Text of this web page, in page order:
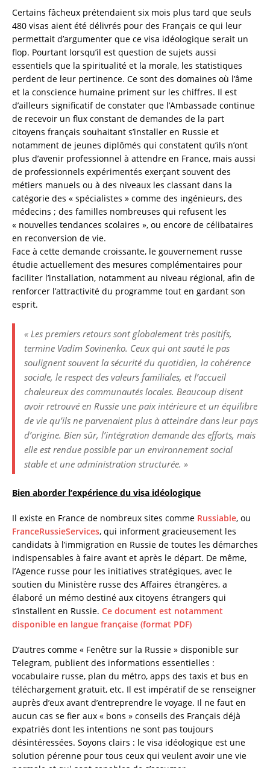
Certains fâcheux prétendaient six mois plus tard que seuls
480 visas aient été délivrés pour des Français ce qui leur
permettait d’argumenter que ce visa idéologique serait un
flop. Pourtant lorsqu’il est question de sujets aussi
essentiels que la spiritualité et la morale, les statistiques
perdent de leur pertinence. Ce sont des domaines où l’âme
et la conscience humaine priment sur les chiffres. Il est
d’ailleurs significatif de constater que l’Ambassade continue
de recevoir un flux constant de demandes de la part
citoyens français souhaitant s’installer en Russie et
notamment de jeunes diplômés qui constatent qu’ils n’ont
plus d’avenir professionnel à attendre en France, mais aussi
de professionnels expérimentés exerçant souvent des
métiers manuels ou à des niveaux les classant dans la
catégorie des « spécialistes » comme des ingénieurs, des
médecins ; des familles nombreuses qui refusent les
« nouvelles tendances scolaires », ou encore de célibataires
en reconversion de vie.
Face à cette demande croissante, le gouvernement russe
étudie actuellement des mesures complémentaires pour
faciliter l’installation, notamment au niveau régional, afin de
renforcer l’attractivité du programme tout en gardant son
esprit.
« Les premiers retours sont globalement très positifs,
termine Vadim Sovinenko. Ceux qui ont sauté le pas
soulignent souvent la sécurité du quotidien, la cohérence
sociale, le respect des valeurs familiales, et l’accueil
chaleureux des communautés locales. Beaucoup disent
avoir retrouvé en Russie une paix intérieure et un équilibre
de vie qu’ils ne parvenaient plus à atteindre dans leur pays
d’origine. Bien sûr, l’intégration demande des efforts, mais
elle est rendue possible par un environnement social
stable et une administration structurée. »
Bien aborder l’expérience du visa idéologique
Il existe en France de nombreux sites comme Russiable, ou
FranceRussieServices, qui informent gracieusement les
candidats à l’immigration en Russie de toutes les démarches
indispensables à faire avant et après le départ. De même,
l’Agence russe pour les initiatives stratégiques, avec le
soutien du Ministère russe des Affaires étrangères, a
élaboré un mémo destiné aux citoyens étrangers qui
s’installent en Russie. Ce document est notamment
disponible en langue française (format PDF)
D’autres comme « Fenêtre sur la Russie » disponible sur
Telegram, publient des informations essentielles :
vocabulaire russe, plan du métro, apps des taxis et bus en
téléchargement gratuit, etc. Il est impératif de se renseigner
auprès d’eux avant d’entreprendre le voyage. Il ne faut en
aucun cas se fier aux « bons » conseils des Français déjà
expatriés dont les intentions ne sont pas toujours
désintéressées. Soyons clairs : le visa idéologique est une
solution pérenne pour tous ceux qui veulent avoir une vie